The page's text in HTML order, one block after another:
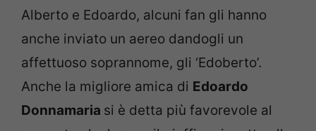
Alberto e Edoardo, alcuni fan gli hanno
anche inviato un aereo dandogli un
affettuoso soprannome, gli ‘Edoberto’.
Anche la migliore amica di Edoardo
Donnamaria si è detta più favorevole al